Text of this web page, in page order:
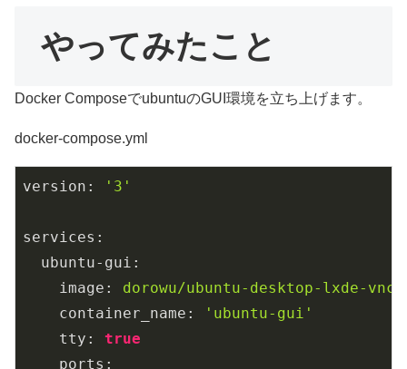
やってみたこと
Docker ComposeでubuntuのGUI環境を立ち上げます。
docker-compose.yml
version: '3'
services:
ubuntu-gui:
image:
dorowu/ubuntu-desktop-lxde-vnc
container_name:
'ubuntu-gui'
tty:
true
ports: